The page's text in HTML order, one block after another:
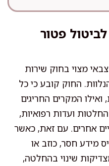
פטור
מצוי בחוק שירות
החוק קובע כי כל
ואילו המקרים החריגים
ועדות רפואיות,
אחרים. עם זאת, כאשר
מידע חסר, כוזב או
שינוי בהחלטה,